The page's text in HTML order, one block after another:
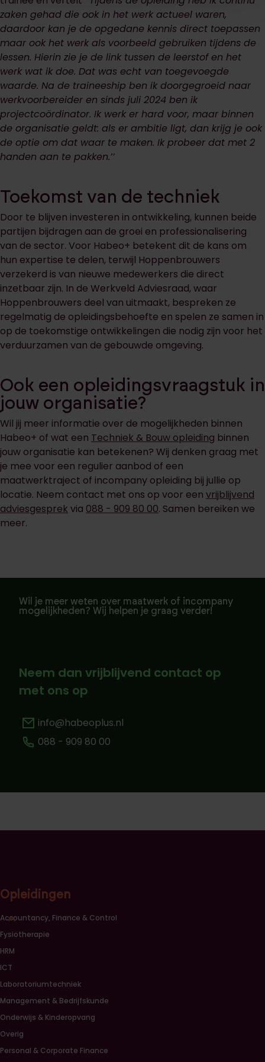
zaken gehad die ook in het werk actueel waren,
daardoor kan je de opgedane kennis direct toepassen
maar ook het werk als voorbeeld gebruiken tijdens de
lessen. Hierin zie je de link tussen de leerstof en het
werk wat ik doe. Dat was echt van toegevoegde
waarde. Na de traineeship ben ik doorgegroeid naar
werkvoorbereider en sinds juli 2024 ben ik
projectcoördinator. Ik werk er hard voor, maar binnen
de organisatie geldt: als er ambitie ligt, dan krijg je ook
de optie om dat waar te maken. Ik probeer dat met 2
handen aan te pakken.’’
Toekomst van de techniek
Door te blijven investeren in ontwikkeling, kunnen beide
partijen bijdragen aan de groei en professionalisering
van de sector. Voor Habeo+ betekent dit de kans om
hun expertise te delen, terwijl Hoppenbrouwers
verzekerd is van nieuwe medewerkers die direct
inzetbaar zijn. In de Werkveld Adviesraad, waar
Hoppenbrouwers deel van uitmaakt, bespreken ze
regelmatig de opleidingsbehoefte en spelen ze samen in
op de toekomstige ontwikkelingen die nodig zijn voor het
verduurzamen van de gebouwde omgeving.
Ook een opleidingsvraagstuk in
jouw organisatie?
Wil jij meer informatie over de mogelijkheden binnen
Habeo+ of wat een Techniek & Bouw opleiding binnen
jouw organisatie kan betekenen? Wij denken graag met
je mee voor een regulier aanbod of een
maatwerktraject of incompany opleiding bij jullie op
locatie. Neem contact met ons op voor een vrijblijvend
adviesgesprek via 088 - 909 80 00. Samen bereiken we
meer.
Wil je meer weten over maatwerk of incompany
mogelijkheden? Wij helpen je graag verder!
Neem dan vrijblijvend contact op
met ons op
info@habeoplus.nl
088 - 909 80 00
Opleidingen
Sluiten opleidingscategorieën link lijst
Accountancy, Finance & Control
Fysiotherapie
HRM
ICT
Laboratoriumtechniek
Management & Bedrijfskunde
Onderwijs & Kinderopvang
Overig
Personal & Corporate Finance